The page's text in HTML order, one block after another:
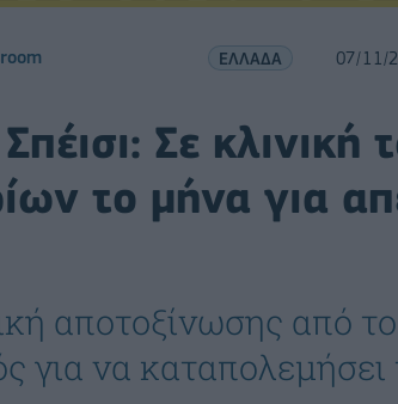
ΕΛΛΑΔΑ 07/11/
Σε
το μήνα για
αποτοξίνωσης από
για να